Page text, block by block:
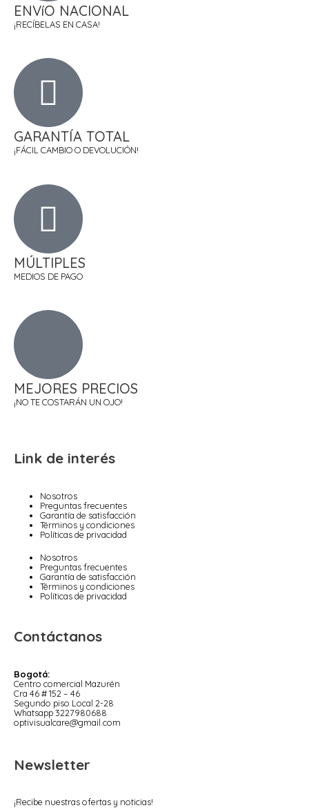
ENVíO NACIONAL
¡RECÍBELAS EN CASA!
GARANTÍA TOTAL
¡FÁCIL CAMBIO O DEVOLUCIÓN!
MÚLTIPLES
MEDIOS DE PAGO
MEJORES PRECIOS
¡NO TE COSTARÁN UN OJO!
Link de interés
Nosotros
Preguntas frecuentes
Garantía de satisfacción
Términos y condiciones
Políticas de privacidad
Nosotros
Preguntas frecuentes
Garantía de satisfacción
Términos y condiciones
Políticas de privacidad
Contáctanos
Bogotá:
Centro comercial Mazurén
Cra 46 # 152 – 46
Segundo piso Local 2-28
Whatsapp 3227980688
optivisualcare@gmail.com
Newsletter
¡Recibe nuestras ofertas y noticias!